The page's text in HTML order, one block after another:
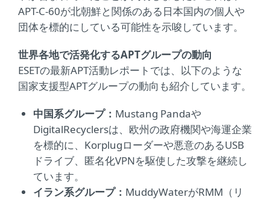
APT-C-60が北朝鮮と関係のある日本国内の個人や
団体を標的にしている可能性を示唆しています。
世界各地で活発化するAPTグループの動向
ESETの最新APT活動レポートでは、以下のような
国家支援型APTグループの動向も紹介しています。
中国系グループ： Mustang Pandaや
DigitalRecyclersは、欧州の政府機関や海運企業
を標的に、Korplugローダーや悪意のあるUSB
ドライブ、匿名化VPNを駆使した攻撃を継続し
ています。
イラン系グループ： MuddyWaterがRMM（リ